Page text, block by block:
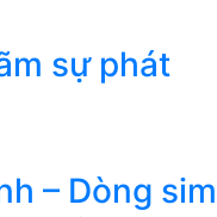
sự phát
– Dòng sim